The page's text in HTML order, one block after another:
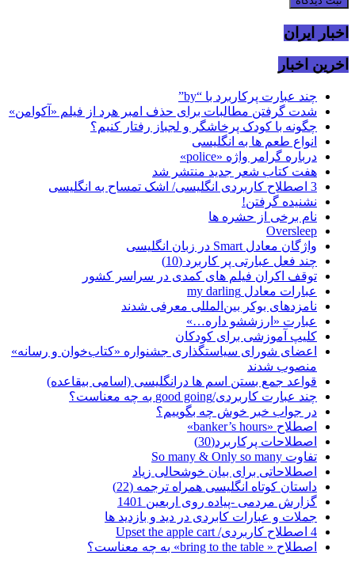
اخبار ایران
اخرین اخبار
چند عبارت پرکاربرد با “by”
شدت گرفتن مطالبات برای حذف امبر هرد از فیلم «آکوامن»
چگونه با کودک پرخاشگر و لجباز رفتار کنیم؟
انواع طعم ها به انگلیسی
درباره گرامر واژه «police»
هفت کتاب شعر جدید منتشر شد
3 اصطلاح کاربردی انگلیسی/ اشک تمساح به انگلیسی
نشنیده گرفتن!
نام برخی از حشره ها
Oversleep
واژگان معادل Smart در زبان انگلیسی
چند فعل عبارتی پر کاربرد (10)
توقف اکران فیلم های کمدی در سراسر کشور
عبارات معادل my darling
نامزدهای بوکر بین‌المللی معرفی شدند
عبارت «ارزششو داره…»
کلیپ آموزشی برای کودکان
اعضای شورای سیاستگذاری جشنواره «کتاب‌خوان و رسانه»
منصوب شدند
قواعد جمع بستن اسم ها درانگلیسی (اسامی بیقاعده)
چند عبارت کاربردی/good going به چه معناست؟
در جواب خبر خوش چه بگوییم؟
اصطلاح «banker’s hours»
اصطلاحات پرکاربرد(30)
تفاوت So many & Only so many
اصطلاحاتی برای بیان خوشحالی زیاد
داستان کوتاه انگلیسی همراه ترجمه (22)
گزارش مردمی -پیاده روی اربعین 1401
جملات و عبارات کابردی در دید و بازدید ها
4 اصطلاح کاربردی/ Upset the apple cart
اصطلاح « bring to the table» به چه معناست؟